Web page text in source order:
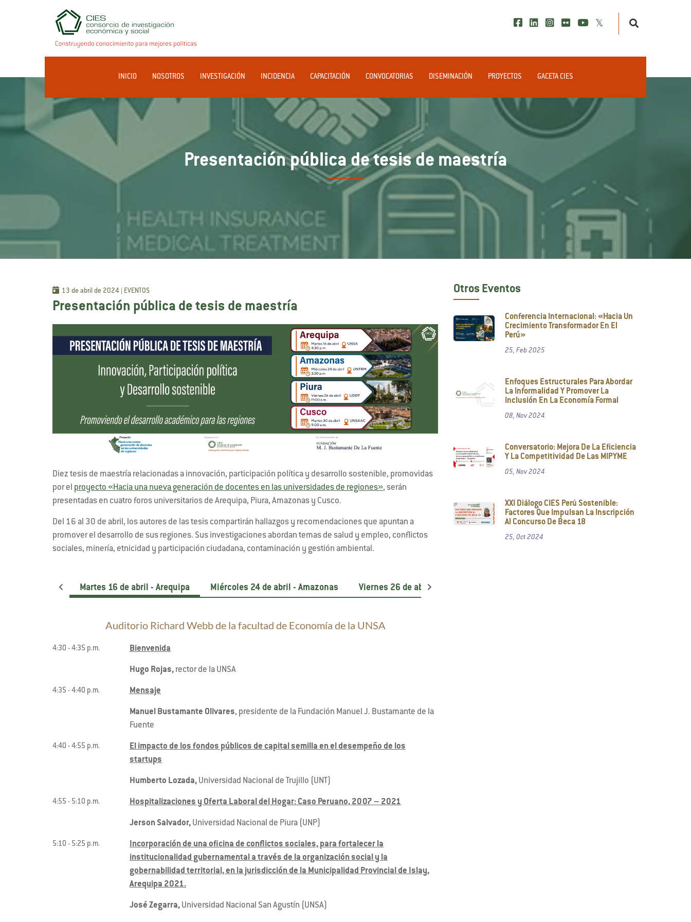
INICIO NOSOTROS INVESTIGACIÓN INCIDENCIA CAPACITACIÓN CONVOCATORIAS DISEMINACIÓN PROYECTOS GACETA CIES
Presentación pública de tesis de maestría
13 de abril de 2024 | EVENTOS
Presentación pública de tesis de maestría
Diez tesis de maestría relacionadas a innovación, participación política y desarrollo sostenible, promovidas
por el proyecto «Hacia una nueva generación de docentes en las universidades de regiones», serán
presentadas en cuatro foros universitarios de Arequipa, Piura, Amazonas y Cusco.
Del 16 al 30 de abril, los autores de las tesis compartirán hallazgos y recomendaciones que apuntan a
promover el desarrollo de sus regiones. Sus investigaciones abordan temas de salud y empleo, conflictos
sociales, minería, etnicidad y participación ciudadana, contaminación y gestión ambiental.
Martes 16 de abril - Arequipa Miércoles 24 de abril - Amazonas Viernes 26 de abril - Piura
Auditorio Richard Webb de la facultad de Economía de la UNSA
4:30 - 4:35 p.m. Bienvenida
Hugo Rojas, rector de la UNSA
4:35 - 4:40 p.m. Mensaje
Manuel Bustamante Olivares, presidente de la Fundación Manuel J. Bustamante de la
Fuente
4:40 - 4:55 p.m.
El impacto de los fondos públicos de capital semilla en el desempeño de los
startups
Humberto Lozada, Universidad Nacional de Trujillo (UNT)
4:55 - 5:10 p.m. Hospitalizaciones y Oferta Laboral del Hogar: Caso Peruano, 2007 – 2021
Jerson Salvador, Universidad Nacional de Piura (UNP)
5:10 - 5:25 p.m.
Incorporación de una oficina de conflictos sociales, para fortalecer la
institucionalidad gubernamental a través de la organización social y la
gobernabilidad territorial, en la jurisdicción de la Municipalidad Provincial de Islay,
Arequipa 2021.
José Zegarra, Universidad Nacional San Agustín (UNSA)
Otros Eventos
Conferencia Internacional: «Hacia Un
Crecimiento Transformador En El
Perú»
25, Feb 2025
Enfoques Estructurales Para Abordar
La Informalidad Y Promover La
Inclusión En La Economía Formal
08, Nov 2024
Conversatorio: Mejora De La Eficiencia
Y La Competitividad De Las MIPYME
05, Nov 2024
XXI Diálogo CIES Perú Sostenible:
Factores Que Impulsan La Inscripción
Al Concurso De Beca 18
25, Oct 2024